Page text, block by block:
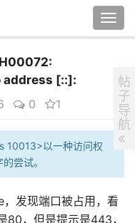
address [::]:
0 1
10013>以一种访问权
尝试。
发现端口被占用，看
，但是提示是443，
帖
子
导
航